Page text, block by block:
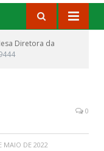
Diretora da
0
MAIO DE 2022